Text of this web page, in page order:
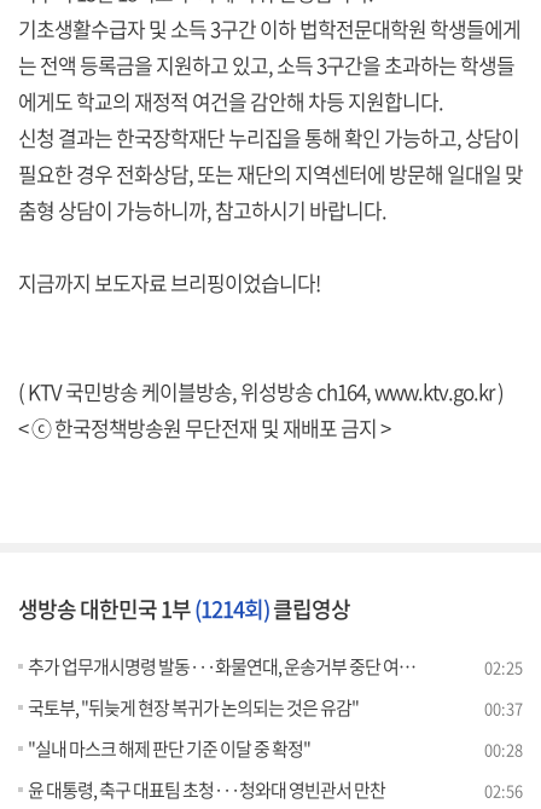
기초생활수급자 및 소득 3구간 이하 법학전문대학원 학생들에게
는 전액 등록금을 지원하고 있고, 소득 3구간을 초과하는 학생들
에게도 학교의 재정적 여건을 감안해 차등 지원합니다.
신청 결과는 한국장학재단 누리집을 통해 확인 가능하고, 상담이
필요한 경우 전화상담, 또는 재단의 지역센터에 방문해 일대일 맞
춤형 상담이 가능하니까, 참고하시기 바랍니다.
지금까지 보도자료 브리핑이었습니다!
( KTV 국민방송 케이블방송, 위성방송 ch164,www.ktv.go.kr)
< ⓒ 한국정책방송원 무단전재 및 재배포 금지 >
생방송 대한민국 1부(1214회)클립영상
추가 업무개시명령 발동···화물연대, 운송거부 중단 여부 총투표 02:25
국토부, "뒤늦게 현장 복귀가 논의되는 것은 유감" 00:37
"실내 마스크 해제 판단 기준 이달 중 확정" 00:28
윤 대통령, 축구 대표팀 초청···청와대 영빈관서 만찬 02:56